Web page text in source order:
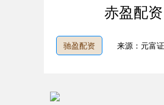
赤盈配
驰盈配资 来源：元富